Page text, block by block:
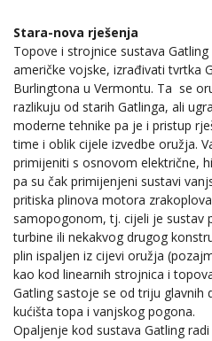
Stara-nova rješenja
Topove i strojnice sustava
američke vojske, izrađivati tvrtka
Burlingtona u Vermontu. Ta se
razlikuju od starih Gatlinga, ali
moderne tehnike pa je i pristup
time i oblik cijele izvedbe oružja.
primijeniti s osnovom električne,
pa su čak primijenjeni sustavi
pritiska plinova motora
samopogonom, tj. cijeli je sustav
turbine ili nekakvog drugog
plin ispaljen iz cijevi oružja
kao kod linearnih strojnica i
Gatling sastoje se od triju glavnih
kućišta topa i vanjskog pogona.
Opaljenje kod sustava Gatling